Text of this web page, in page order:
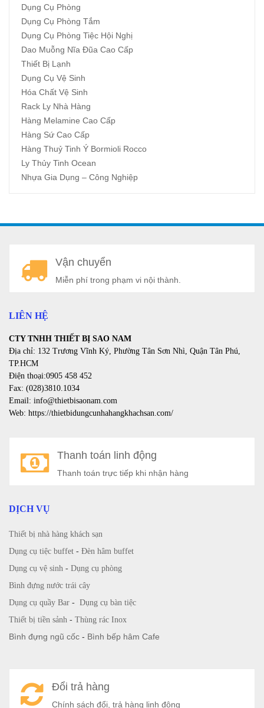
Dụng Cụ Phòng
Dụng Cụ Phòng Tắm
Dụng Cụ Phòng Tiệc Hội Nghị
Dao Muỗng Nĩa Đũa Cao Cấp
Thiết Bị Lạnh
Dụng Cụ Vệ Sinh
Hóa Chất Vệ Sinh
Rack Ly Nhà Hàng
Hàng Melamine Cao Cấp
Hàng Sứ Cao Cấp
Hàng Thuỷ Tinh Ý Bormioli Rocco
Ly Thủy Tinh Ocean
Nhựa Gia Dụng – Công Nghiệp
Vận chuyển
Miễn phí trong phạm vi nội thành.
LIÊN HỆ
CTY TNHH THIẾT BỊ SAO NAM
Địa chỉ: 132 Trương Vĩnh Ký, Phường Tân Sơn Nhì, Quận Tân Phú,
TP.HCM
Điện thoại:0905 458 452
Fax: (028)3810.1034
Email: info@thietbisaonam.com
Web: https://thietbidungcunhahangkhachsan.com/
Thanh toán linh động
Thanh toán trực tiếp khi nhận hàng
DỊCH VỤ
Thiết bị nhà hàng khách sạn
Dụng cụ tiệc buffet - Đèn hâm buffet
Dụng cụ vệ sinh - Dụng cụ phòng
Bình đựng nước trái cây
Dụng cụ quầy Bar - Dụng cụ bàn tiệc
Thiết bị tiền sảnh - Thùng rác Inox
Bình đựng ngũ cốc - Bình bếp hâm Cafe
Đổi trả hàng
Chính sách đổi, trả hàng linh động